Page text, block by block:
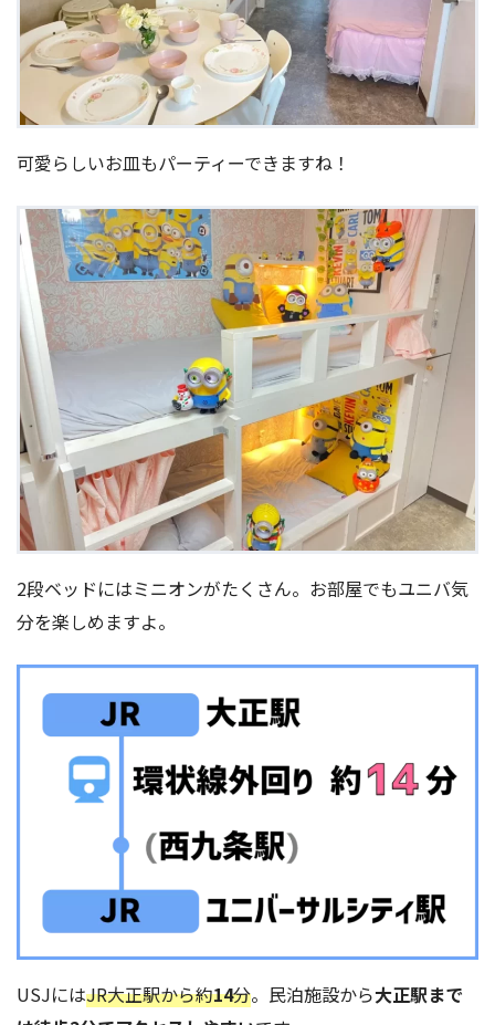
可愛らしいお皿もパーティーできますね！
2段ベッドにはミニオンがたくさん。お部屋でもユニバ気
分を楽しめますよ。
USJにはJR大正駅から約14分。民泊施設から大正駅まで